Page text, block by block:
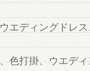
エディングドレ
色打掛、ウエデ